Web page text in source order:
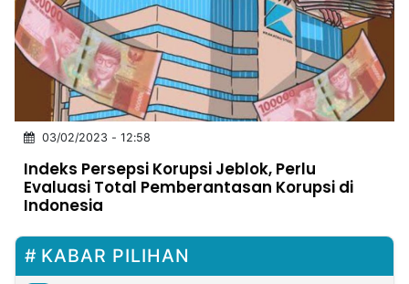
INDONESIA
Partner
Insight
NTB
Suara
Time
Lens
IDN
Daily
Jogja
Jalan
Rakyat
Idealita
News
Kita
Notice
Dinamikapost.com
Radar
Baru
Seedbacklink
Follow
Kabarbaru
03/02/2023 - 12:58
Indeks Persepsi Korupsi Jeblok, Perlu
Evaluasi Total Pemberantasan Korupsi di
Indonesia
KABAR PILIHAN